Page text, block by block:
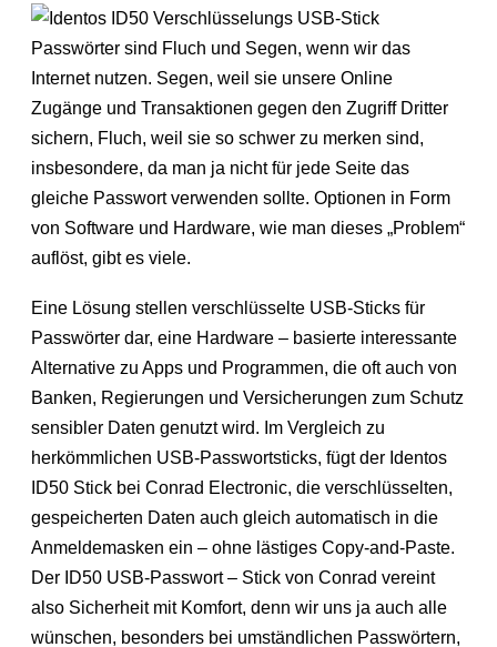
Passwörter sind Fluch und Segen, wenn wir das
Internet nutzen. Segen, weil sie unsere Online
Zugänge und Transaktionen gegen den Zugriff Dritter
sichern, Fluch, weil sie so schwer zu merken sind,
insbesondere, da man ja nicht für jede Seite das
gleiche Passwort verwenden sollte. Optionen in Form
von Software und Hardware, wie man dieses „Problem“
auflöst, gibt es viele.
Eine Lösung stellen verschlüsselte USB-Sticks für
Passwörter dar, eine Hardware – basierte interessante
Alternative zu Apps und Programmen, die oft auch von
Banken, Regierungen und Versicherungen zum Schutz
sensibler Daten genutzt wird. Im Vergleich zu
herkömmlichen USB-Passwortsticks, fügt der Identos
ID50 Stick bei Conrad Electronic, die verschlüsselten,
gespeicherten Daten auch gleich automatisch in die
Anmeldemasken ein – ohne lästiges Copy-and-Paste.
Der ID50 USB-Passwort – Stick von Conrad vereint
also Sicherheit mit Komfort, denn wir uns ja auch alle
wünschen, besonders bei umständlichen Passwörtern,